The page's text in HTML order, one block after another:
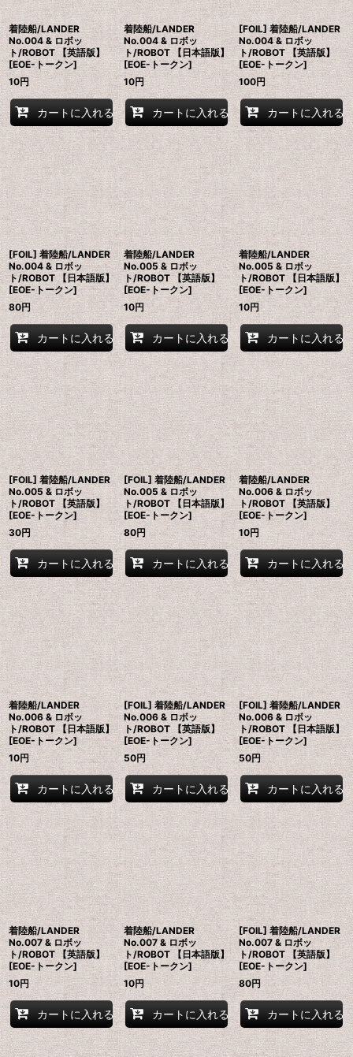
着陸船/LANDER
No.004 & ロボッ
ト/ROBOT 【英語版】
[EOE-トークン]
10円
カートに入れる
着陸船/LANDER
No.004 & ロボッ
ト/ROBOT 【日本語版】
[EOE-トークン]
10円
カートに入れる
[FOIL] 着陸船/LANDER
No.004 & ロボッ
ト/ROBOT 【英語版】
[EOE-トークン]
100円
カートに入れる
[FOIL] 着陸船/LANDER
No.004 & ロボッ
ト/ROBOT 【日本語版】
[EOE-トークン]
80円
カートに入れる
着陸船/LANDER
No.005 & ロボッ
ト/ROBOT 【英語版】
[EOE-トークン]
10円
カートに入れる
着陸船/LANDER
No.005 & ロボッ
ト/ROBOT 【日本語版】
[EOE-トークン]
10円
カートに入れる
[FOIL] 着陸船/LANDER
No.005 & ロボッ
ト/ROBOT 【英語版】
[EOE-トークン]
30円
カートに入れる
[FOIL] 着陸船/LANDER
No.005 & ロボッ
ト/ROBOT 【日本語版】
[EOE-トークン]
80円
カートに入れる
着陸船/LANDER
No.006 & ロボッ
ト/ROBOT 【英語版】
[EOE-トークン]
10円
カートに入れる
着陸船/LANDER
No.006 & ロボッ
ト/ROBOT 【日本語版】
[EOE-トークン]
10円
カートに入れる
[FOIL] 着陸船/LANDER
No.006 & ロボッ
ト/ROBOT 【英語版】
[EOE-トークン]
50円
カートに入れる
[FOIL] 着陸船/LANDER
No.006 & ロボッ
ト/ROBOT 【日本語版】
[EOE-トークン]
50円
カートに入れる
着陸船/LANDER
No.007 & ロボッ
ト/ROBOT 【英語版】
[EOE-トークン]
10円
カートに入れる
着陸船/LANDER
No.007 & ロボッ
ト/ROBOT 【日本語版】
[EOE-トークン]
10円
カートに入れる
[FOIL] 着陸船/LANDER
No.007 & ロボッ
ト/ROBOT 【英語版】
[EOE-トークン]
80円
カートに入れる